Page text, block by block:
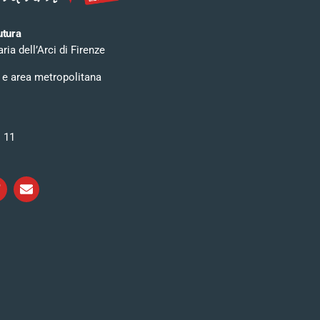
dell’Arci di Firenze
area metropolitana
11